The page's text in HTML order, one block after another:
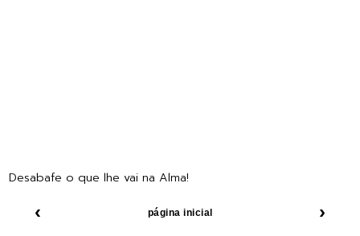
Desabafe o que lhe vai na Alma!
‹ ›
página inicial